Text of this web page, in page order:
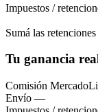
Impuestos /
Sumá las
Tu ganancia
Comisión
Envío —